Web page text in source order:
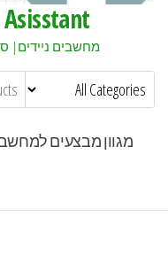
מחשבים ניידים|